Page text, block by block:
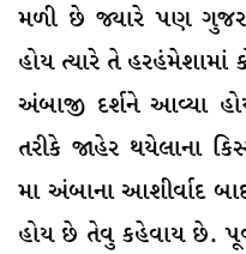
મળી છે જ્યારે પણ
હોય ત્યારે તે
અંબાજી દર્શને આવ્યા
તરીકે જાહેર થયેલાના
મા અંબાના આશીર્વાદ
હોય છે તેવુ કહેવાય છે.